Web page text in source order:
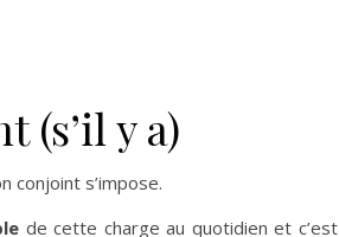
(s’il y a)
conjoint s’impose.
de cette charge au quotidien et c’est